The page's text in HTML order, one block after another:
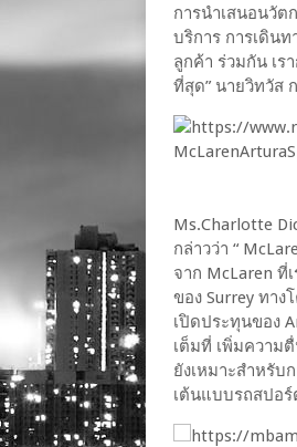
การนำเสนอนวัต
บริการ การเดิน
ลูกค้า ร่วมกัน เ
ที่สุด” นายวิทวัส
Ms.Charlotte
กล่าวว่า “
จาก McLaren ที่
ของ Surrey ทาง
เปิดประทุนของ
เต็มที่ เพิ่มความ
ยังเหมาะสำหรับ
เต้นแบบรถสปอ